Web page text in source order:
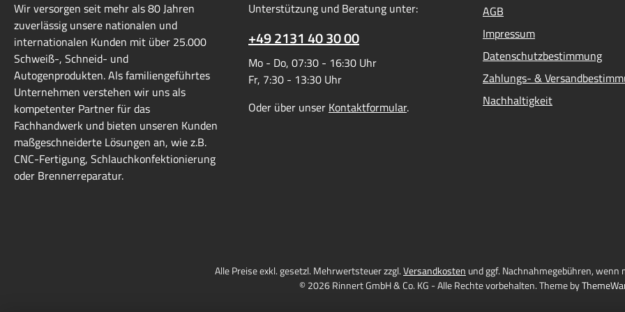
Schmutzfilter die innenliegenden
Bauteile vor Verunreinigungen und
sorgt für eine dauerhaft sichere
Funktion. Die Sicherheitseinrichtung
erfüllt die Anforderungen der DIN EN
ISO 5175-1 sowie EN 561 und wird
zu 100 % geprüft. Das Gehäuse
besteht aus hochwertigem Messing
2.0401, während die Feder aus
korrosionsbeständigem Edelstahl
1.4310 gefertigt ist. Je nach
Autogenanlagen.Sicherheitsfunktione
Schmutzfilter schützt die
Verunreinigungen und
Wartungsaufwand
Schutz vor
eingebaute
bung:Die
Wir versorgen seit mehr als 80 Jahren
zuverlässig unsere nationalen und
internationalen Kunden mit über 25.000
Schweiß-, Schneid- und
Autogenprodukten. Als familiengeführtes
Unternehmen verstehen wir uns als
kompetenter Partner für das
Fachhandwerk und bieten unseren Kunden
maßgeschneiderte Lösungen an, wie z.B.
CNC-Fertigung, Schlauchkonfektionierung
oder Brennerreparatur.
Unterstützung und Beratung unter:
+49 2131 40 30 00
Mo - Do, 07:30 - 16:30 Uhr
Fr, 7:30 - 13:30 Uhr
Oder über unser Kontaktformular.
AGB
Impressum
Datenschutzbestimmung
Zahlungs- &
Nachhaltigkeit
Alle Preise exkl. gesetzl. Mehrwertsteuer zzgl.Versandkosten und ggf. Nachnahmegebühren, wenn
© 2026 Rinnert GmbH & Co. KG - Alle Rechte vorbehalten. Theme by